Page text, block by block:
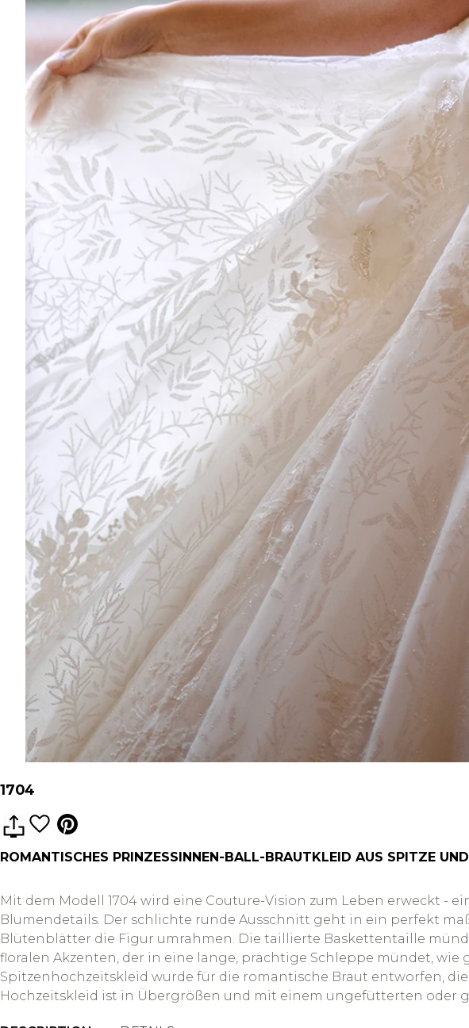
1704
ROMANTISCHES PRINZESSINNEN-BALL-BRAUTKLEID AUS SPITZE
Mit dem Modell 1704 wird eine Couture-Vision zum Leben erweckt -
Blumendetails. Der schlichte runde Ausschnitt geht in ein perfekt
Blütenblätter die Figur umrahmen. Die taillierte Baskettentaille
floralen Akzenten, der in eine lange, prächtige Schleppe mündet,
Spitzenhochzeitskleid wurde für die romantische Braut entworfen,
Hochzeitskleid ist in Übergrößen und mit einem ungefütterten oder